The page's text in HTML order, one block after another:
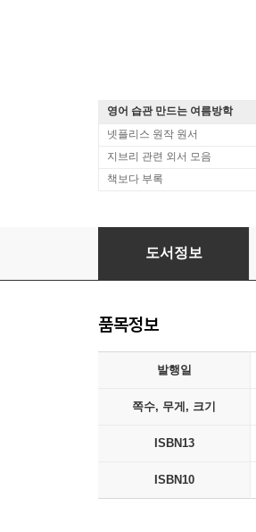
영어 습관 만드는 여름방학
넷플리스 원작 원서
지브리 관련 외서 모음
책보다 부록
Confronting an Ill
도서정보
품목정보
발행일
쪽수, 무게, 크기
ISBN13
ISBN10